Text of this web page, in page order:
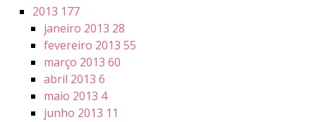
2013 177
janeiro 2013 28
fevereiro 2013 55
março 2013 60
abril 2013 6
maio 2013 4
junho 2013 11